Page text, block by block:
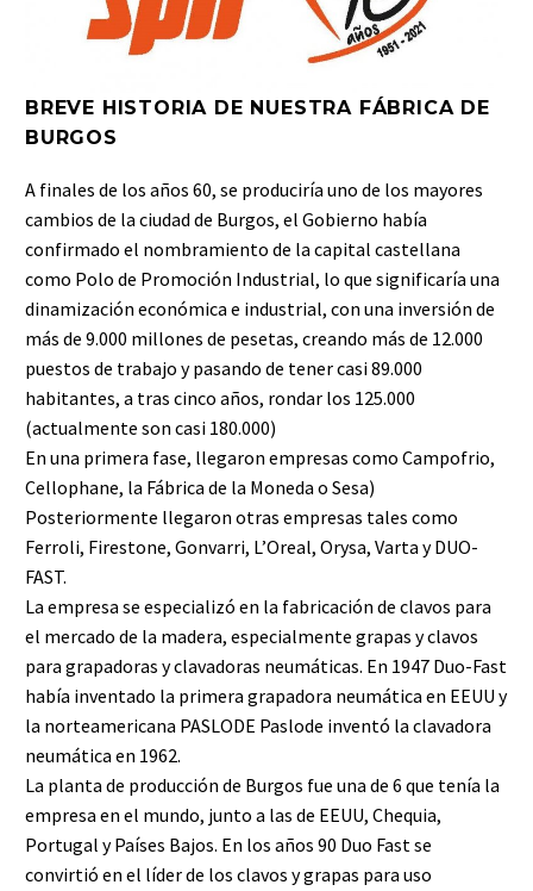
BREVE HISTORIA DE NUESTRA FÁBRICA DE
BURGOS
A finales de los años 60, se produciría uno de los mayores
cambios de la ciudad de Burgos, el Gobierno había
confirmado el nombramiento de la capital castellana
como Polo de Promoción Industrial, lo que significaría una
dinamización económica e industrial, con una inversión de
más de 9.000 millones de pesetas, creando más de 12.000
puestos de trabajo y pasando de tener casi 89.000
habitantes, a tras cinco años, rondar los 125.000
(actualmente son casi 180.000)
En una primera fase, llegaron empresas como Campofrio,
Cellophane, la Fábrica de la Moneda o Sesa)
Posteriormente llegaron otras empresas tales como
Ferroli, Firestone, Gonvarri, L’Oreal, Orysa, Varta y DUO-
FAST.
La empresa se especializó en la fabricación de clavos para
el mercado de la madera, especialmente grapas y clavos
para grapadoras y clavadoras neumáticas. En 1947 Duo-Fast
había inventado la primera grapadora neumática en EEUU y
la norteamericana PASLODE Paslode inventó la clavadora
neumática en 1962.
La planta de producción de Burgos fue una de 6 que tenía la
empresa en el mundo, junto a las de EEUU, Chequia,
Portugal y Países Bajos. En los años 90 Duo Fast se
convirtió en el líder de los clavos y grapas para uso